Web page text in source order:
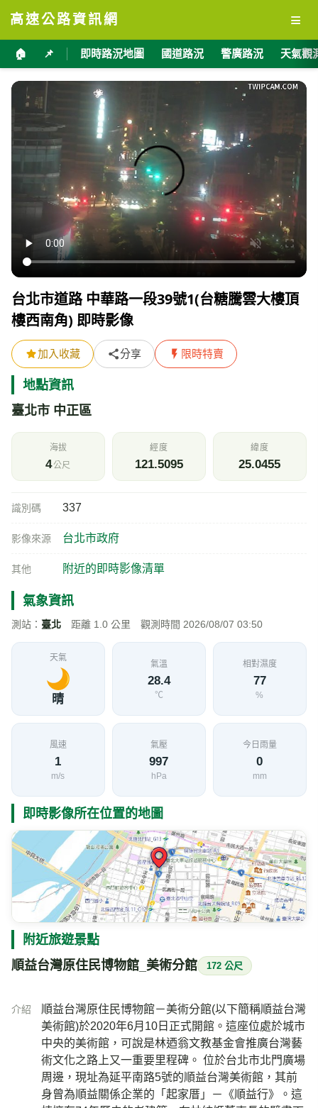
高速公路資訊網 ≡
🏠 📌 即時路況地圖 國道路況 警廣路況 天氣觀
台北市道路 中華路一段39號1(台糖騰雲大樓頂
樓西南角) 即時影像
加入收藏 分享 限時特賣
地點資訊
臺北市 中正區
海拔
4公尺
經度
121.5095
緯度
25.0455
識別碼 337
影像來源 台北市政府
其他 附近的即時影像清單
氣象資訊
測站： 臺北 距離 1.0 公里 觀測時間 2026/08/07 03:50
天氣
晴
氣溫
28.4
℃
相對濕度
77
%
風速
1
m/s
氣壓
997
hPa
今日雨量
0
mm
即時影像所在位置的地圖
附近旅遊景點
順益台灣原住民博物館_美術分館 172 公尺
介紹
順益台灣原住民博物館－美術分館(以下簡稱順益台灣
美術館)於2020年6月10日正式開館。這座位處於城市
中央的美術館，可說是林迺翁文教基金會推廣台灣藝
術文化之路上又一重要里程碑。 位於台北市北門廣場
周邊，現址為延平南路5號的順益台灣美術館，其前
身曾為順益關係企業的「起家厝」－《順益行》。這